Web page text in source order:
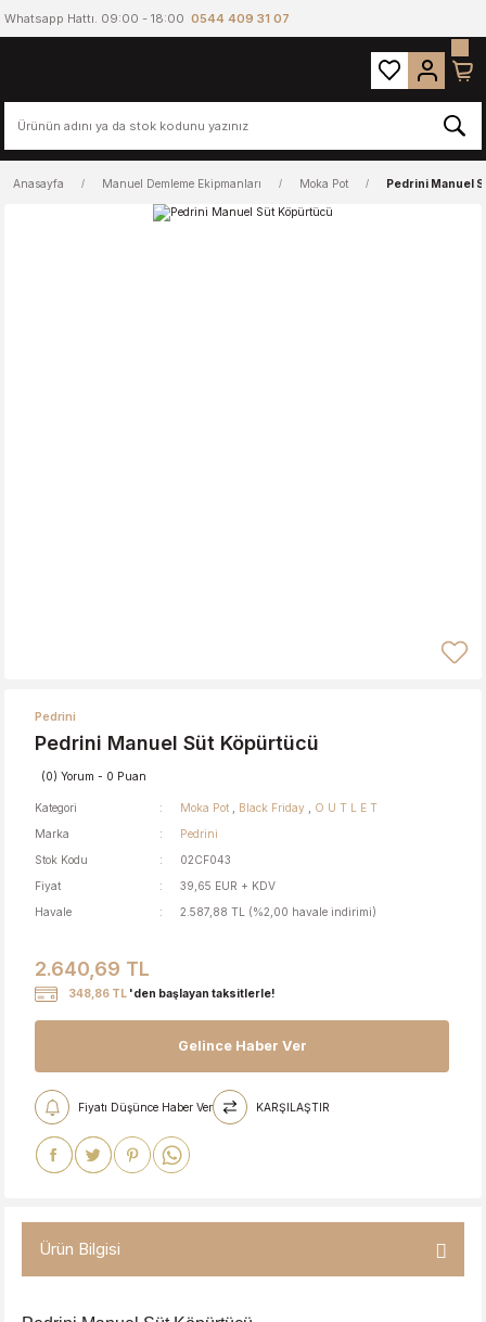
Whatsapp Hattı. 09:00 - 18:00 0544 409 31 07
Anasayfa Manuel Demleme Ekipmanları Moka Pot Pedrini Manuel
Pedrini
Pedrini Manuel Süt Köpürtücü
(0) Yorum - 0 Puan
Kategori Moka Pot Black Friday
O U T L E T
Marka
Pedrini
Stok Kodu
02CF043
Fiyat
39,65 EUR + KDV
Havale
2.587,88 TL (%2,00 havale indirimi)
2.640,69 TL
348,86 TL 'den başlayan taksitlerle!
Gelince Haber Ver
Fiyatı Düşünce Haber Ver KARŞILAŞTIR
Ürün Bilgisi